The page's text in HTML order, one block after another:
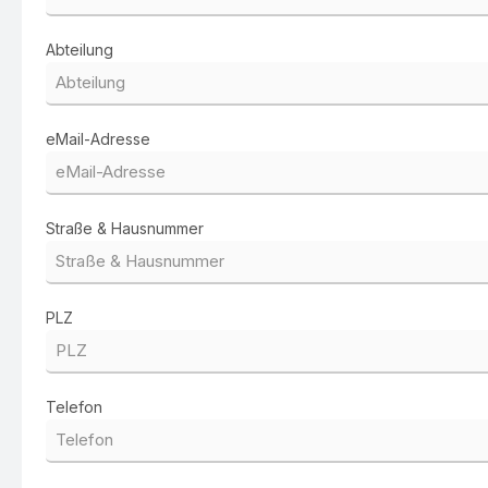
Abteilung
eMail-Adresse
Straße & Hausnummer
PLZ
Telefon